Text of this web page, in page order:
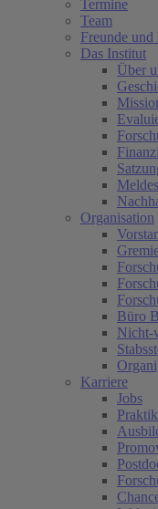
Termine
Team
Freunde und
Das Institut
Über
Organisation
Büro
Nicht-
Karriere
Jobs